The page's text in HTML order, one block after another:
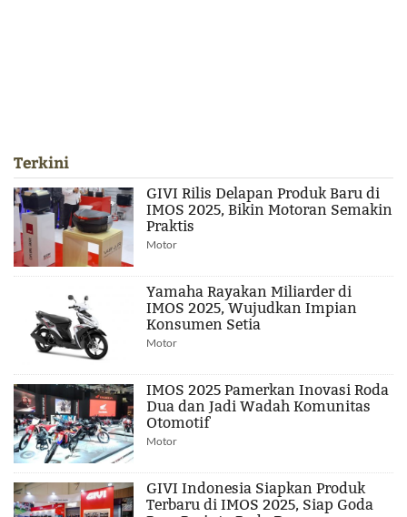
Terkini
GIVI Rilis Delapan Produk Baru di
IMOS 2025, Bikin Motoran Semakin
Praktis
Motor
Yamaha Rayakan Miliarder di
IMOS 2025, Wujudkan Impian
Konsumen Setia
Motor
IMOS 2025 Pamerkan Inovasi Roda
Dua dan Jadi Wadah Komunitas
Otomotif
Motor
GIVI Indonesia Siapkan Produk
Terbaru di IMOS 2025, Siap Goda